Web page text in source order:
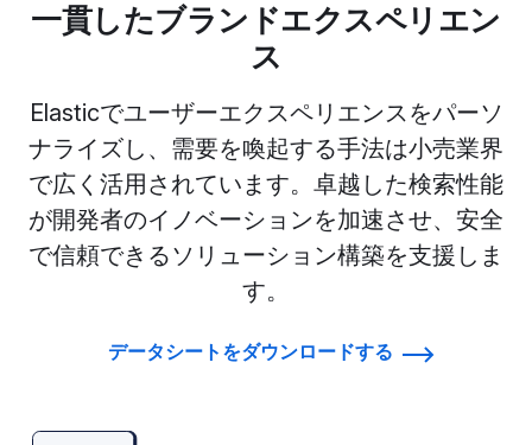
一貫したブランドエクスペリエン
ス
Elasticでユーザーエクスペリエンスをパーソ
ナライズし、需要を喚起する手法は小売業界
で広く活用されています。卓越した検索性能
が開発者のイノベーションを加速させ、安全
で信頼できるソリューション構築を支援しま
す。
データシートをダウンロードする